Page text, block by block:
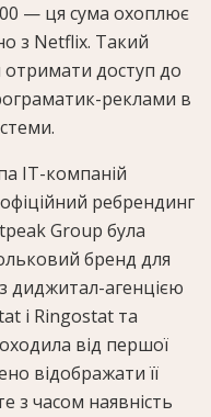
— ця сума охоплює
з Netflix. Такий
отримати доступ до
реклами в
IT-компаній
ребрендинг
Group була
бренд для
диджитал-агенцією
і Ringostat та
від першої
відображати її
з часом наявність